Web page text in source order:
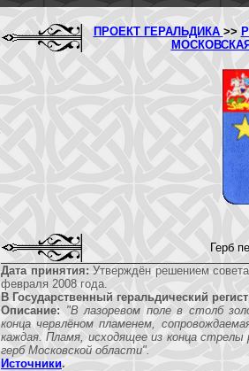
ПРОЕКТ ГЕРАЛЬДИКА >>
Герб
Дата принятия:Утверждён решением
февраля 2008 года.
В Государственный геральдический
Описание: "В лазоревом поле в столб
конца червлёном пламенем,
каждая. Пламя, исходящее из конца
герб Московской области".
Источники.